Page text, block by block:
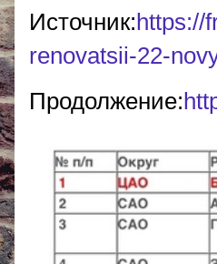
Источник:https://
renovatsii-22-
Продолжение: